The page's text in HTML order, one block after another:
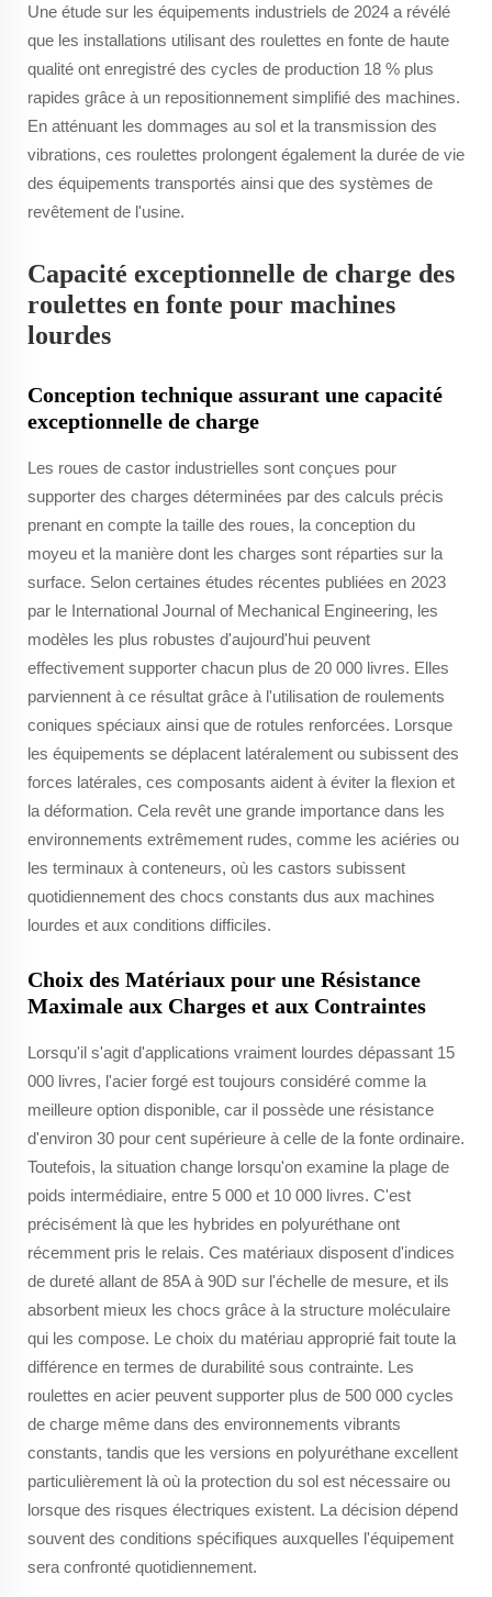
Une étude sur les équipements industriels de 2024 a révélé
que les installations utilisant des roulettes en fonte de haute
qualité ont enregistré des cycles de production 18 % plus
rapides grâce à un repositionnement simplifié des machines.
En atténuant les dommages au sol et la transmission des
vibrations, ces roulettes prolongent également la durée de vie
des équipements transportés ainsi que des systèmes de
revêtement de l'usine.
Capacité exceptionnelle de charge des
roulettes en fonte pour machines
lourdes
Conception technique assurant une capacité
exceptionnelle de charge
Les roues de castor industrielles sont conçues pour
supporter des charges déterminées par des calculs précis
prenant en compte la taille des roues, la conception du
moyeu et la manière dont les charges sont réparties sur la
surface. Selon certaines études récentes publiées en 2023
par le International Journal of Mechanical Engineering, les
modèles les plus robustes d'aujourd'hui peuvent
effectivement supporter chacun plus de 20 000 livres. Elles
parviennent à ce résultat grâce à l'utilisation de roulements
coniques spéciaux ainsi que de rotules renforcées. Lorsque
les équipements se déplacent latéralement ou subissent des
forces latérales, ces composants aident à éviter la flexion et
la déformation. Cela revêt une grande importance dans les
environnements extrêmement rudes, comme les aciéries ou
les terminaux à conteneurs, où les castors subissent
quotidiennement des chocs constants dus aux machines
lourdes et aux conditions difficiles.
Choix des Matériaux pour une Résistance
Maximale aux Charges et aux Contraintes
Lorsqu'il s'agit d'applications vraiment lourdes dépassant 15
000 livres, l'acier forgé est toujours considéré comme la
meilleure option disponible, car il possède une résistance
d'environ 30 pour cent supérieure à celle de la fonte ordinaire.
Toutefois, la situation change lorsqu'on examine la plage de
poids intermédiaire, entre 5 000 et 10 000 livres. C'est
précisément là que les hybrides en polyuréthane ont
récemment pris le relais. Ces matériaux disposent d'indices
de dureté allant de 85A à 90D sur l'échelle de mesure, et ils
absorbent mieux les chocs grâce à la structure moléculaire
qui les compose. Le choix du matériau approprié fait toute la
différence en termes de durabilité sous contrainte. Les
roulettes en acier peuvent supporter plus de 500 000 cycles
de charge même dans des environnements vibrants
constants, tandis que les versions en polyuréthane excellent
particulièrement là où la protection du sol est nécessaire ou
lorsque des risques électriques existent. La décision dépend
souvent des conditions spécifiques auxquelles l'équipement
sera confronté quotidiennement.